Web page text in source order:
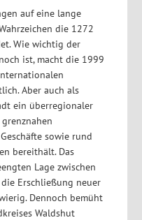
auf eine lange
die 1272
Wie wichtig der
ist, macht die 1999
Aber auch als
ein überregionaler
sowie rund
bereithält. Das
Lage zwischen
Erschließung neuer
Dennoch bemüht
Waldshut